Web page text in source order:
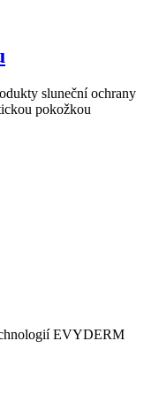
sluneční ochrany
pokožkou
EVYDERM